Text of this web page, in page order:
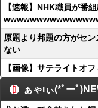
【速報】NHK職員が番
原題より邦題の方がセ
ない
【画像】サテライトオ
ぁゃιぃ(*ﾟーﾟ